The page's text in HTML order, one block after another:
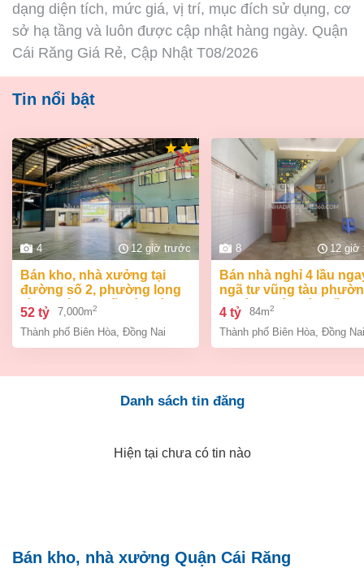
dạng diện tích, mức giá, vị trí, mục đích sử dụng, cơ
sở hạ tầng và luôn được cập nhật hàng ngày. Quận
Cái Răng Giá Rẻ, Cập Nhật T08/2026
Tin nổi bật
4 12 giờ trước
bán kho, nhà xưởng tại
đường số 2, phường long
bình, thành phố biên hòa,
đồng nai giá 52 tỷ
52 tỷ 7,000m2
Thành phố Biên Hòa Đồng Nai
8 12 giờ
bán nhà nghỉ 4 lầu ngay
ngã tư vũng tàu
an bình biên hòa đồng
giá chỉ 4 tỷ
4 tỷ 84m2
Thành phố Biên Hòa Đồng Nai
Danh sách tin đăng
Hiện tại chưa có tin nào
Bán kho, nhà xưởng Quận Cái Răng